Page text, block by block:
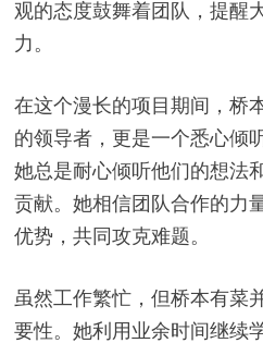
观的态度鼓舞着团队，提醒
力。
在这个漫长的项目期间，桥
的领导者，更是一个悉心倾
她总是耐心倾听他们的想法
贡献。她相信团队合作的力
优势，共同攻克难题。
虽然工作繁忙，但桥本有菜
要性。她利用业余时间继续